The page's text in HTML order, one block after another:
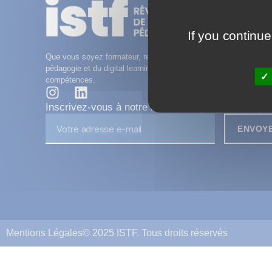
Que vous soyez formateur, responsable formation ou en
pédagogie et du digital learning, nous vous accompagnons tout
compétences.
Inscrivez-vous à notre newsletter pour ne
Mentions Légales© 2025 ISTF. Tous droits réservés
If you